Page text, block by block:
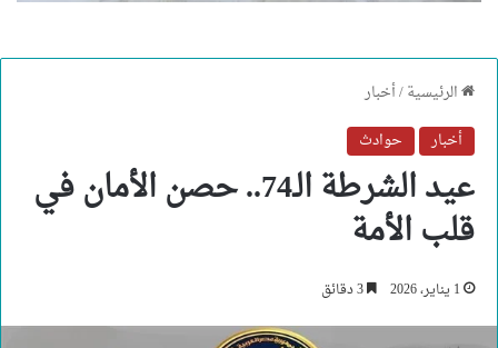
الرئيسية/أخبار
أخبار
حوادث
عيد الشرطة الـ74.. حصن الأمان في
قلب الأمة
1 يناير، 2026